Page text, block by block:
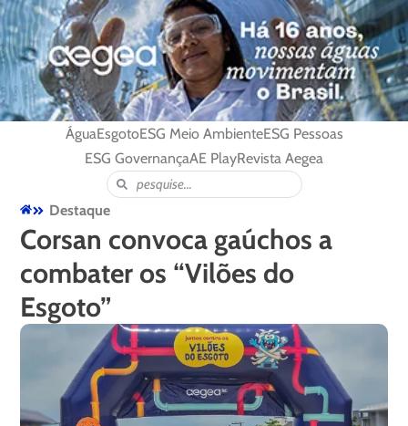
ÁguaEsgotoESG Meio AmbienteESG Pessoas
ESG GovernançaAE PlayRevista Aegea
Destaque
Corsan convoca gaúchos a
combater os “Vilões do
Esgoto”